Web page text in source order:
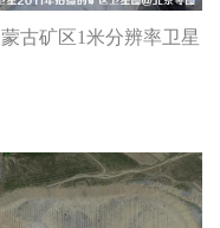
古矿区1米分辨率卫星